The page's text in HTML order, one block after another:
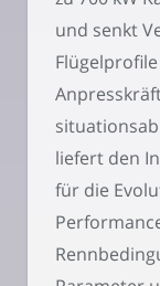
und senkt
liefert den
für die